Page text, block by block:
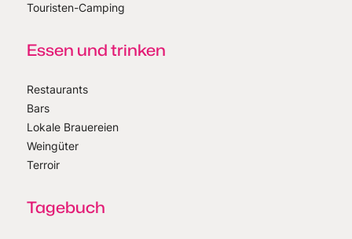
Touristen-Camping
Essen und trinken
Restaurants
Bars
Lokale Brauereien
Weingüter
Terroir
Tagebuch